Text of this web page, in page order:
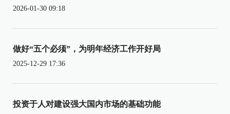
2026-01-30 09:18
做好“五个必须”，为明年经济工作开好局
2025-12-29 17:36
投资于人对建设强大国内市场的基础功能